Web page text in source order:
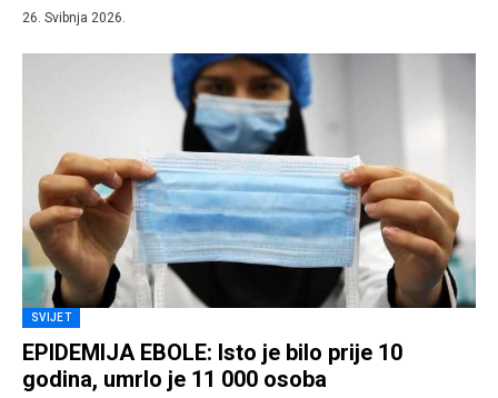
26. Svibnja 2026.
SVIJET
EPIDEMIJA EBOLE: Isto je bilo prije 10
godina, umrlo je 11 000 osoba